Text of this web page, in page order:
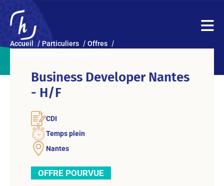
Accueil Particuliers
Offres
Business Developer Nantes
- H/F
CDI
Temps plein
Nantes
OFFRE POURVUE